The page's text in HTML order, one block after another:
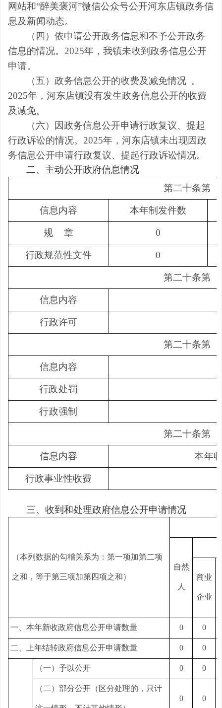
网站和“醉美褒河”微信公众号公开河东店镇政务信
息及新闻动态。
（四）依申请公开政务信息和不予公开政务
信息的情况。 2025年，我镇未收到政务信息公开
申请。
（五）政务信息公开的收费及减免情况 。
2025年，河东店镇没有发生政务信息公开的收费
及减免。
（六）因政务信息公开申请行政复议、提起
行政诉讼的情况。2025年，河东店镇未出现因政
务信息公开申请行政复议、提起行政诉讼情况。
二、主动公开政府信息情况
第二十条第
信息内容 本年制发件数
规 章 0
行政规范性文件 0
第二十条第
信息内容
行政许可
第二十条第
信息内容
行政处罚
行政强制
第二十条第
信息内容 本年
行政事业性收费
三、收到和处理政府信息公开申请情况
（本列数据的勾稽关系为：第一项加第二项
之和，等于第三项加第四项之和）
自然
人
商业
企业
一、本年新收政府信息公开申请数量 0 0
二、上年结转政府信息公开申请数量 0 0
（一）予以公开 0 0
（二）部分公开（区分处理的，只计
0 0